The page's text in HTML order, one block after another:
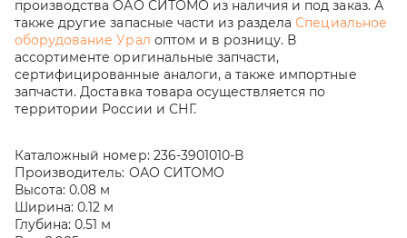
производства ОАО СИТОМО из наличия и под заказ. А
также другие запасные части из разделаСпециальное
оборудование Урал оптом и в розницу. В
ассортименте оригинальные запчасти,
сертифицированные аналоги, а также импортные
запчасти. Доставка товара осуществляется по
территории России и СНГ.
Каталожный номер: 236-3901010-В
Производитель: ОАО СИТОМО
Высота: 0.08 м
Ширина: 0.12 м
Глубина: 0.51 м